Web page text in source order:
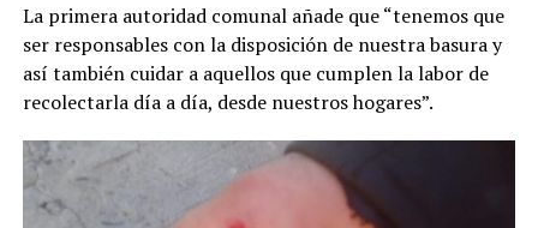
La primera autoridad comunal añade que “tenemos que
ser responsables con la disposición de nuestra basura y
así también cuidar a aquellos que cumplen la labor de
recolectarla día a día, desde nuestros hogares”.